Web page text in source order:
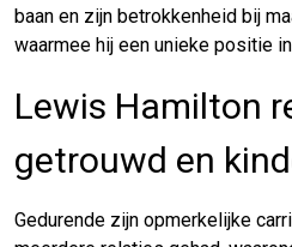
baan en zijn betrokkenheid bij
waarmee hij een unieke positie
Lewis Hamilton
getrouwd en
Gedurende zijn opmerkelijke